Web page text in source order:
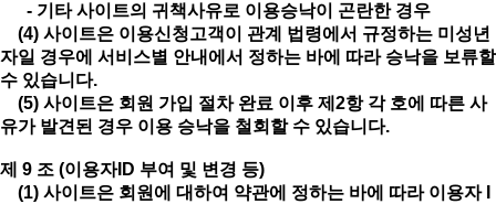
- 기타 사이트의 귀책사유로 이용승낙이 곤란한 경우
(4) 사이트은 이용신청고객이 관계 법령에서 규정하는 미성년
자일 경우에 서비스별 안내에서 정하는 바에 따라 승낙을 보류할
수 있습니다.
(5) 사이트은 회원 가입 절차 완료 이후 제2항 각 호에 따른 사
유가 발견된 경우 이용 승낙을 철회할 수 있습니다.
제 9 조 (이용자ID 부여 및 변경 등)
(1) 사이트은 회원에 대하여 약관에 정하는 바에 따라 이용자 I